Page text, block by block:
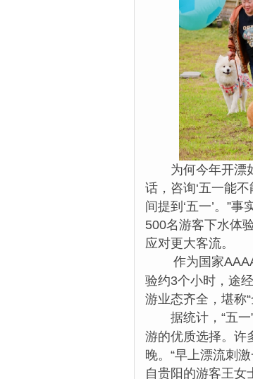
为何今年开漂如
话，咨询‘五一能
间提到‘五一’。”
500名游客下水体
应对更大客流。
作为国家
验约3个小时，途
游业态齐全，堪称“
据统计，“五
游的优质选择。许
晚。“早上漂流刺
自贵阳的游客王女